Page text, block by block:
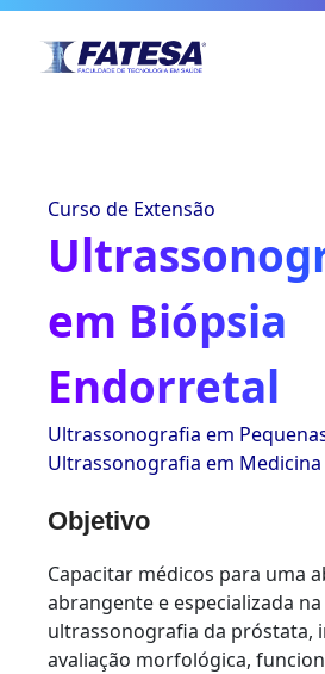
Curso de Extensão
em Biópsia
Endorretal
Ultrassonografia em
Ultrassonografia em
Objetivo
Capacitar médicos para uma
abrangente e especializada na
ultrassonografia da próstata,
avaliação morfológica,